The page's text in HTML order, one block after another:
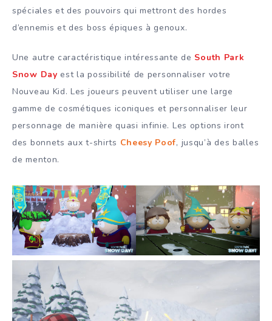
spéciales et des pouvoirs qui mettront des hordes
d’ennemis et des boss épiques à genoux.
Une autre caractéristique intéressante de South Park
Snow Day est la possibilité de personnaliser votre
Nouveau Kid. Les joueurs peuvent utiliser une large
gamme de cosmétiques iconiques et personnaliser leur
personnage de manière quasi infinie. Les options iront
des bonnets aux t-shirts Cheesy Poof, jusqu’à des balles
de menton.